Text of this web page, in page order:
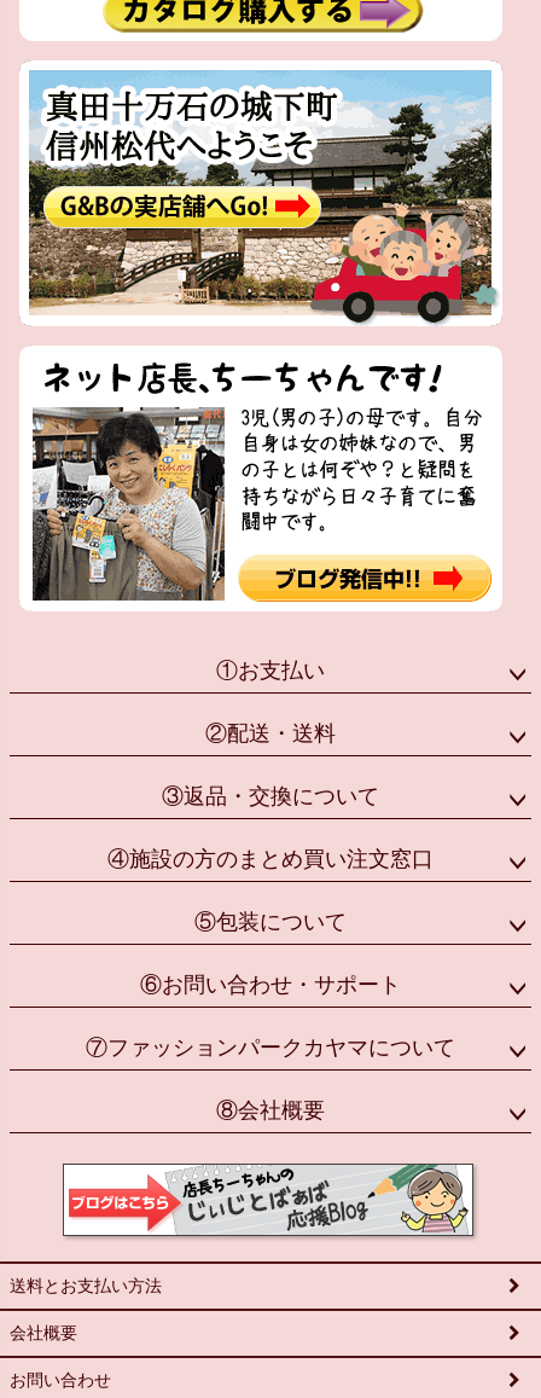
①お支払い
②配送・送料
③返品・交換について
④施設の方のまとめ買い注文窓口
⑤包装について
⑥お問い合わせ・サポート
⑦ファッションパークカヤマについて
⑧会社概要
送料とお支払い方法
会社概要
お問い合わせ